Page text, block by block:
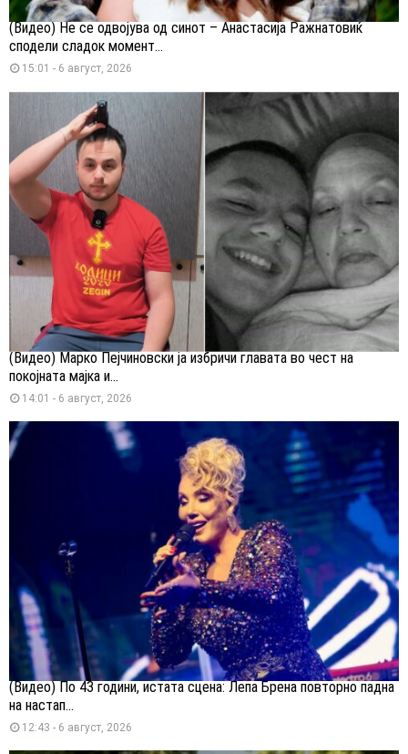
(Видео) Не се одвојува од синот – Анастасија Ражнатовиќ
сподели сладок момент...
15:01 - 6 август, 2026
(Видео) Марко Пејчиновски ја избричи главата во чест на
покојната мајка и...
14:01 - 6 август, 2026
(Видео) По 43 години, истата сцена: Лепа Брена повторно падна
на настап...
12:43 - 6 август, 2026